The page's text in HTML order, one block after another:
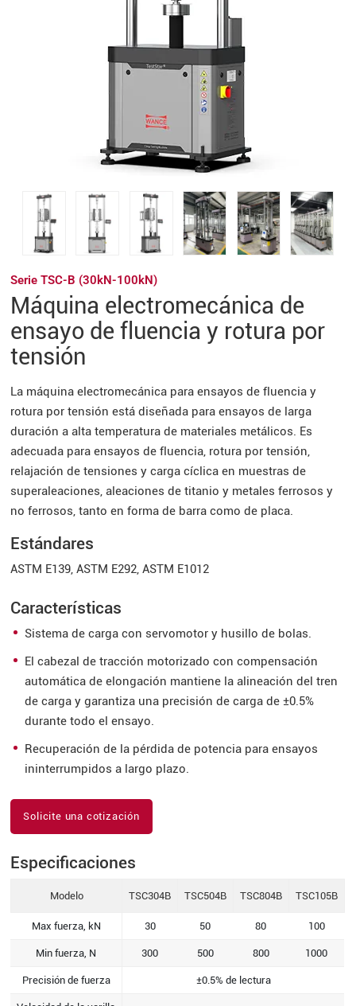
Serie TSC-B (30kN-100kN)
Máquina electromecánica de
ensayo de fluencia y rotura por
tensión
La máquina electromecánica para ensayos de fluencia y
rotura por tensión está diseñada para ensayos de larga
duración a alta temperatura de materiales metálicos. Es
adecuada para ensayos de fluencia, rotura por tensión,
relajación de tensiones y carga cíclica en muestras de
superaleaciones, aleaciones de titanio y metales ferrosos y
no ferrosos, tanto en forma de barra como de placa.
Estándares
ASTM E139, ASTM E292, ASTM E1012
Características
Sistema de carga con servomotor y husillo de bolas.
El cabezal de tracción motorizado con compensación
automática de elongación mantiene la alineación del tren
de carga y garantiza una precisión de carga de ±0.5%
durante todo el ensayo.
Recuperación de la pérdida de potencia para ensayos
ininterrumpidos a largo plazo.
Solicite una cotización
Especificaciones
Modelo TSC304B TSC504B TSC804B TSC105B
Max fuerza, kN 30 50 80 100
Min fuerza, N 300 500 800 1000
Precisión de fuerza ±0.5% de lectura